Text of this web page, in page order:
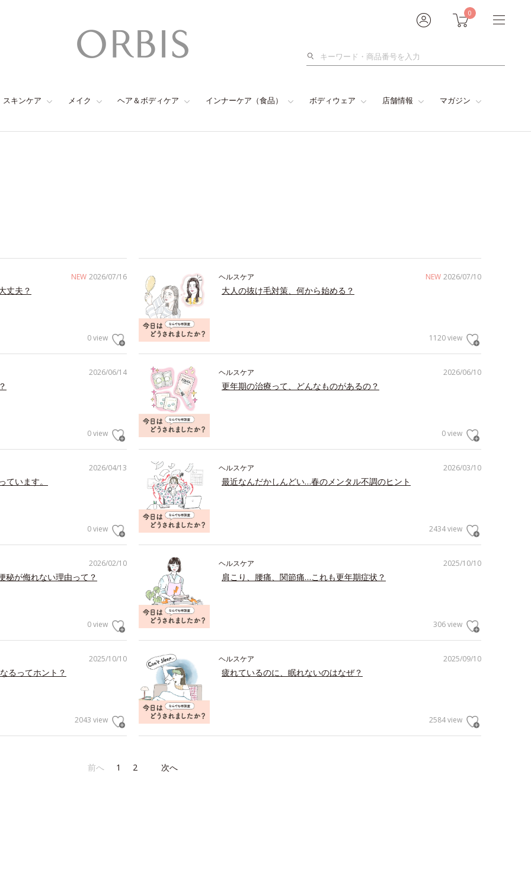
0
検
スキンケア メイク ヘア＆ボディケア インナーケア（食品） ボディウェア 店舗情報 マガジン
NEW 2026/07/16
丈夫？
0 view
NEW 2026/07/10
ヘルスケア
大人の抜け毛対策、何から始める？
1120 view
2026/06/14
0 view
2026/06/10
ヘルスケア
更年期の治療って、どんなものがあるの？
0 view
2026/04/13
います。
0 view
2026/03/10
ヘルスケア
最近なんだかしんどい…春のメンタル不調のヒント
2434 view
2026/02/10
秘が侮れない理由って？
0 view
2025/10/10
ヘルスケア
肩こり、腰痛、関節痛…これも更年期症状？
306 view
2025/10/10
るってホント？
2043 view
2025/09/10
ヘルスケア
疲れているのに、眠れないのはなぜ？
2584 view
前へ 1 2 次へ